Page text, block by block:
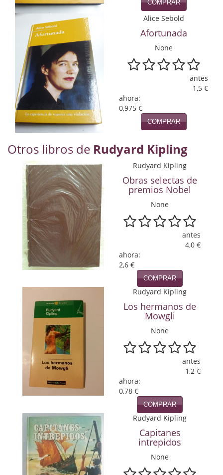
Mafia y espionaje
Matemáticas
Medicina
Música
Naturaleza
Novela Extranjera
Novela fantástica
Novela histórica
Novela negra
Novela romántica
Otros idiomas
Papás, Mamás, bebés...
Papás, Mamás, Bebés…
Política
Psicología. Educación
Religión
Revistas
Segunda Guerra Mundial
Sobre Madrid
COMPRAR
Alice Sebold
Afortunada
None
antes
1,5 €
ahora:
0,975 €
COMPRAR
Otros libros de Rudyard Kipling
Rudyard Kipling
Obras selectas de
premios Nobel
None
antes
4,0 €
ahora:
2,6 €
COMPRAR
Rudyard Kipling
Los hermanos de
Mowgli
None
antes
1,2 €
ahora:
0,78 €
COMPRAR
Rudyard Kipling
Capitanes
intrepidos
None